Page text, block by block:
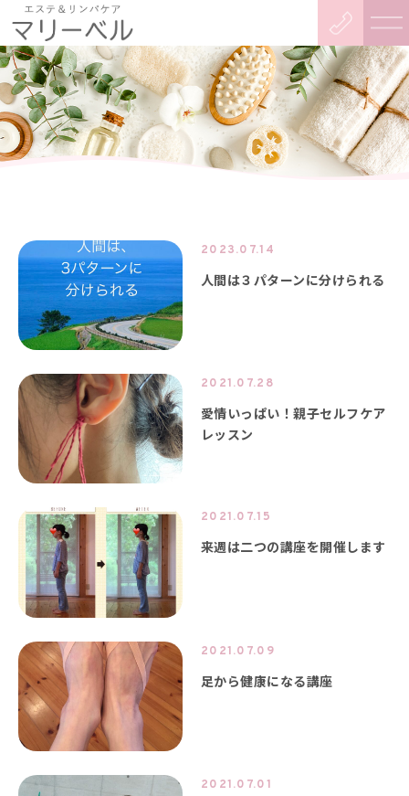
2023.07.14
人間は３パターンに分けられる
2021.07.28
愛情いっぱい！親子セルフケア
レッスン
2021.07.15
来週は二つの講座を開催します
2021.07.09
足から健康になる講座
2021.07.01